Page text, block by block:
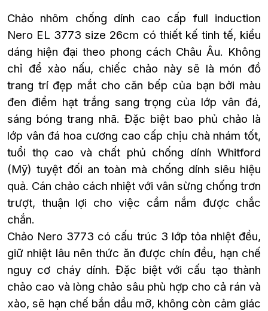
Chảo nhôm chống dính cao cấp full induction
Nero EL 3773 size 26cm có thiết kế tinh tế, kiểu
dáng hiện đại theo phong cách Châu Âu. Không
chỉ để xào nấu, chiếc chảo này sẽ là món đồ
trang trí đẹp mắt cho căn bếp của bạn bởi màu
đen điểm hạt trắng sang trọng của lớp vân đá,
sáng bóng trang nhã. Đặc biệt bao phủ chảo là
lớp vân đá hoa cương cao cấp chịu chà nhám tốt,
tuổi thọ cao và chất phủ chống dính Whitford
(Mỹ) tuyệt đối an toàn mà chống dính siêu hiệu
quả. Cán chảo cách nhiệt với vân sừng chống trơn
trượt, thuận lợi cho việc cầm nắm được chắc
chắn.
Chảo Nero 3773 có cấu trúc 3 lớp tỏa nhiệt đều,
giữ nhiệt lâu nên thức ăn được chín đều, hạn chế
nguy cơ cháy dính. Đặc biệt với cấu tạo thành
chảo cao và lòng chảo sâu phù hợp cho cả rán và
xào, sẽ hạn chế bắn dầu mỡ, không còn cảm giác